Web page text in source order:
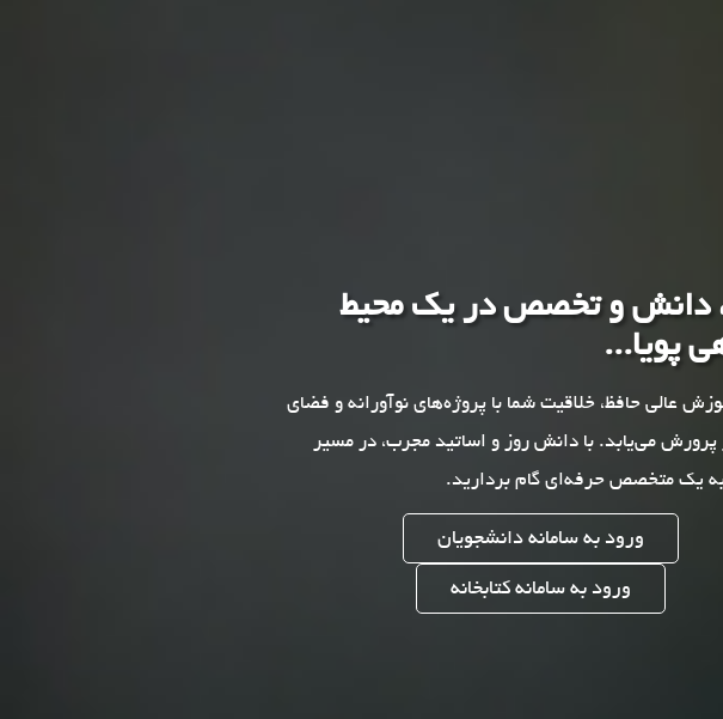
دانش و تخصص در یک محیط
پویا...
عالی حافظ، خلاقیت شما با پروژه‌های نوآورانه و فضای
می‌یابد. با دانش روز و اساتید مجرب، در مسیر
یک متخصص حرفه‌ای گام بردارید.
ورود به سامانه دانشجویان
ورود به سامانه کتابخانه